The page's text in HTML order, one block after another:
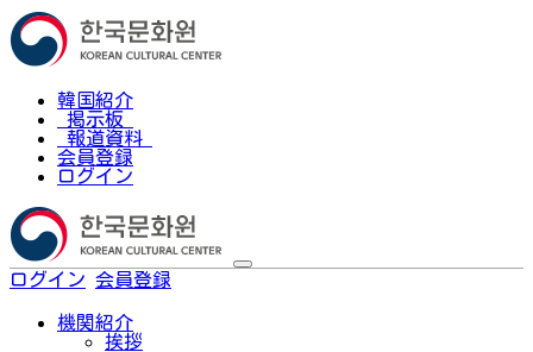
韓国紹介
掲示板
報道資料
会員登録
ログイン
ログイン 会員登録
機関紹介
挨拶